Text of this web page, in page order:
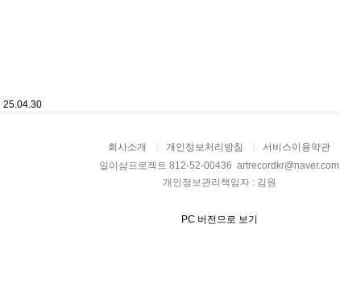
25.04.30
회사소개 개인정보처리방침
서비스이용약관
일이삼프로젝트 812-52-00436 artrecordkr@naver.com
개인정보관리책임자 : 김원
PC 버전으로 보기